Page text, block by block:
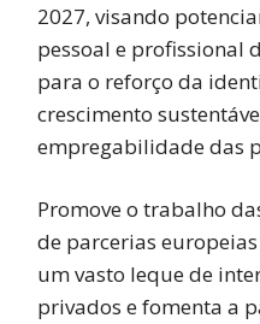
2027, visando
pessoal e profissional
para o reforço da
crescimento
empregabilidade das
Promove o trabalho
de parcerias
um vasto leque de
privados e fomenta a